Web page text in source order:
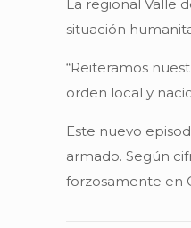
La regional Valle
situación
“Reiteramos
orden local y
Este nuevo
armado. Según
forzosamente en